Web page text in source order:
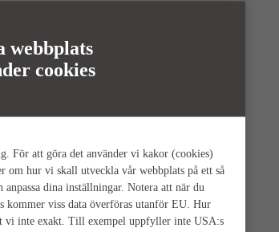
webbplats
cookies
För att göra det använder vi kakor (cookies)
om hur vi skall utveckla vår webbplats på ett så
dina inställningar. Notera att när du
kommer viss data överföras utanför EU. Hur
vi inte exakt. Till exempel uppfyller inte USA:s